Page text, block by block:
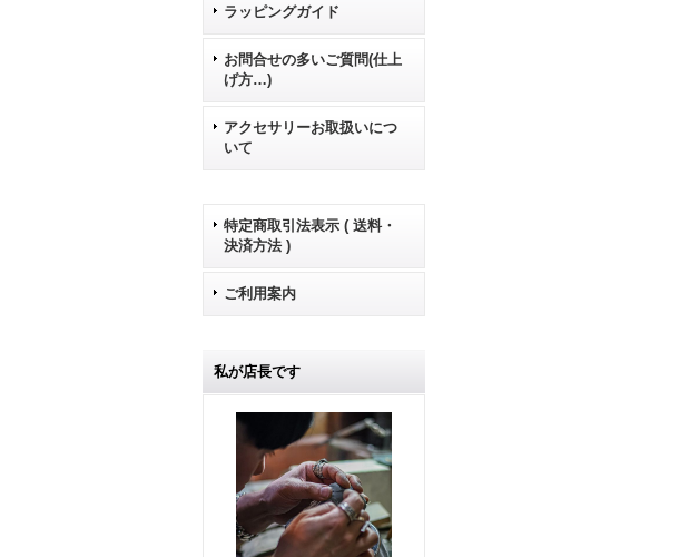
ラッピングガイド
お問合せの多いご質問(仕上
げ方…)
アクセサリーお取扱いにつ
いて
特定商取引法表示 ( 送料・
決済方法 )
ご利用案内
私が店長です